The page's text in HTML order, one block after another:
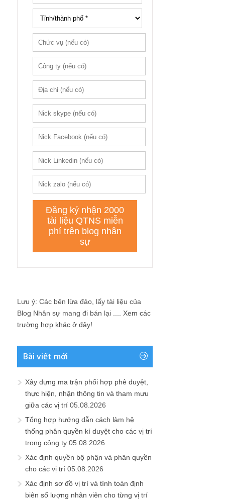
Lưu ý: Các bên lừa đảo, lấy tài liệu của
Blog Nhân sự mang đi bán lại .... Xem các
trường hợp khác ở đây!
Bài viết mới
Xây dựng ma trận phối hợp phê duyệt,
thực hiện, nhận thông tin và tham mưu
giữa các vị trí 05.08.2026
Tổng hợp hướng dẫn cách làm hệ
thống phân quyền kí duyệt cho các vị trí
trong công ty 05.08.2026
Xác định quyền bộ phận và phân quyền
cho các vị trí 05.08.2026
Xác định sơ đồ vị trí và tính toán định
biên số lượng nhân viên cho từng vị trí